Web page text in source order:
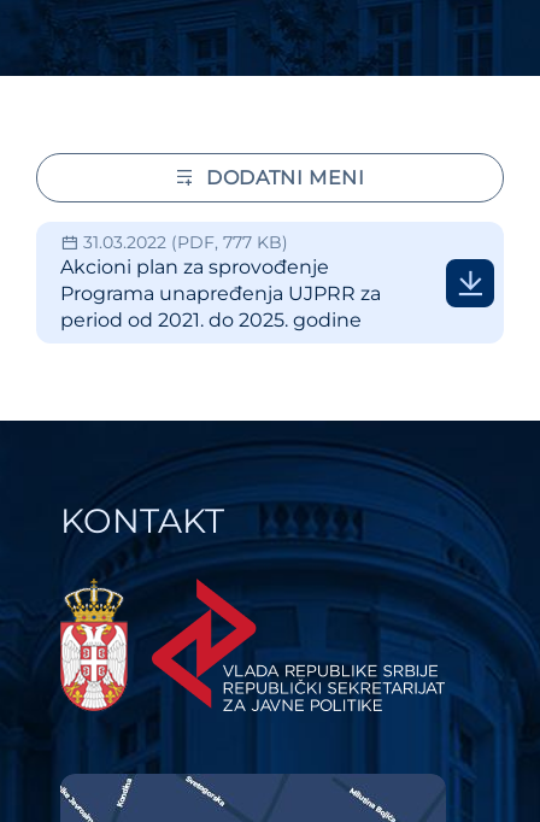
31.03.2022 (PDF, 777 KB)
Akcioni plan za sprovođenje
Programa unapređenja UJPRR za
period od 2021. do 2025. godine
DODATNI MENI
KONTAKT